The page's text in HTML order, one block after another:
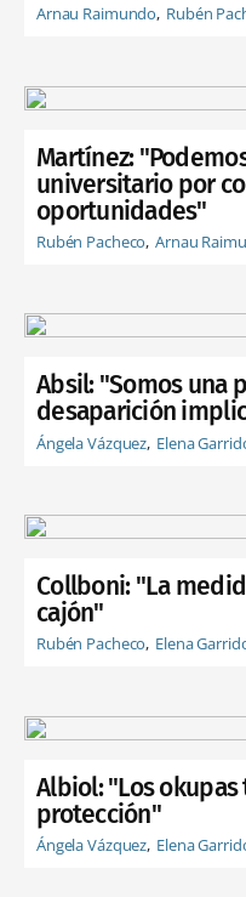
Arnau Raimundo Rubén
Martínez:
universitario por
oportunidades"
Rubén Pacheco Arnau
Absil: "Somos una
desaparición
Ángela Vázquez Elena
Collboni: "La
cajón"
Rubén Pacheco Elena
Albiol: "Los
protección"
Ángela Vázquez Elena